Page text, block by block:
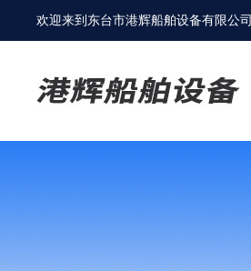
欢迎来到 东台市港辉船舶设备有限公司